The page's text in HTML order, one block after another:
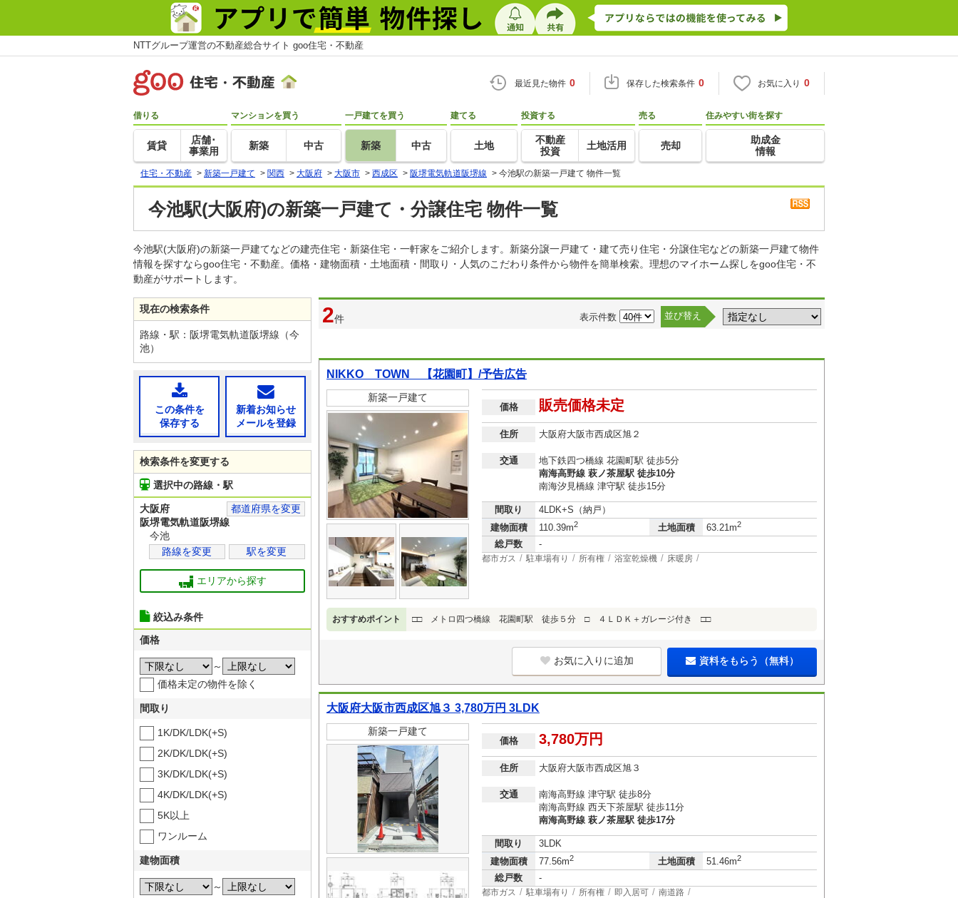
NTTグループ運営の不動産総合サイト goo住宅・不動産
最近見た物件 0 保存した検索条件 0 お気に入り 0
借りる
賃貸
店舗･
事業用
マンションを買う
新築 中古
一戸建てを買う
新築 中古
建てる
土地
投資する
不動産
投資
土地活用
売る
売却
住みやすい街を探す
助成金
情報
住宅・不動産 > 新築一戸建て > 関西 > 大阪府 > 大阪市 > 西成区 > 阪堺電気軌道阪堺線 > 今池駅の新築一戸建て 物件一覧
今池駅(大阪府)の新築一戸建て・分譲住宅 物件一覧
今池駅(大阪府)の新築一戸建てなどの建売住宅・新築住宅・一軒家をご紹介します。新築分譲一戸建て・建て売り住宅・分譲住宅などの新築一戸建て物件
情報を探すならgoo住宅・不動産。価格・建物面積・土地面積・間取り・人気のこだわり条件から物件を簡単検索。理想のマイホーム探しをgoo住宅・不
動産がサポートします。
2件 表示件数 並び替え
NIKKO TOWN 【花園町】/予告広告
新築一戸建て
価格 販売価格未定
住所 大阪府大阪市西成区旭２
交通
地下鉄四つ橋線 花園町駅 徒歩5分
南海高野線 萩ノ茶屋駅 徒歩10分
南海汐見橋線 津守駅 徒歩15分
間取り
4LDK+S（納戸）
建物面積
110.39m2 土地面積 63.21m2
総戸数 -
都市ガス 駐車場有り 所有権 浴室乾燥機 床暖房
おすすめポイント □□ メトロ四つ橋線 花園町駅 徒歩５分 □ ４ＬＤＫ＋ガレージ付き □□
お気に入りに追加 資料をもらう（無料）
大阪府大阪市西成区旭３ 3,780万円 3LDK
新築一戸建て
価格 3,780万円
住所 大阪府大阪市西成区旭３
交通
南海高野線 津守駅 徒歩8分
南海高野線 西天下茶屋駅 徒歩11分
南海高野線 萩ノ茶屋駅 徒歩17分
間取り
3LDK
建物面積
77.56m2 土地面積 51.46m2
総戸数 -
都市ガス 駐車場有り 所有権 即入居可 南道路
現在の検索条件
路線・駅：阪堺電気軌道阪堺線（今
池）
この条件を
保存する
新着お知らせ
メールを登録
検索条件を変更する
選択中の路線・駅
大阪府
都道府県を変更
阪堺電気軌道阪堺線
今池
路線を変更
駅を変更
エリアから探す
絞込み条件
価格
～
価格未定の物件を除く
間取り
1K/DK/LDK(+S)
2K/DK/LDK(+S)
3K/DK/LDK(+S)
4K/DK/LDK(+S)
5K以上
ワンルーム
建物面積
～